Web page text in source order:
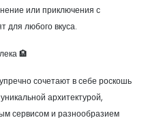
или приключения с
для любого вкуса.
🏨
сочетают в себе роскошь
архитектурой,
сервисом и разнообразием